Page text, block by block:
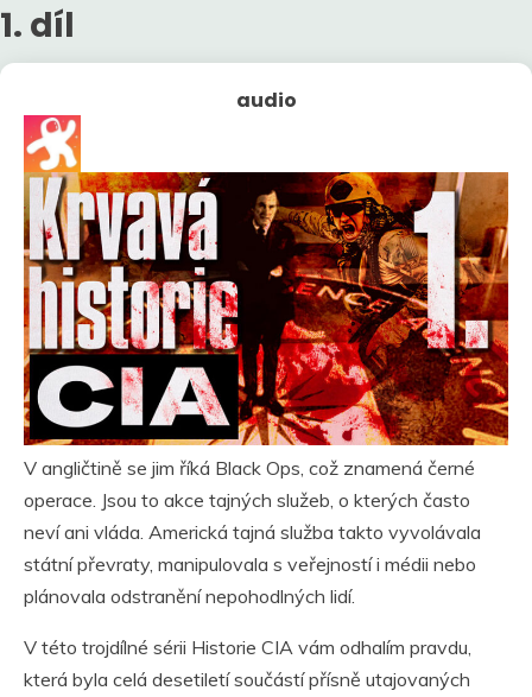
1. díl
audio
V angličtině se jim říká Black Ops, což znamená černé
operace. Jsou to akce tajných služeb, o kterých často
neví ani vláda. Americká tajná služba takto vyvolávala
státní převraty, manipulovala s veřejností i médii nebo
plánovala odstranění nepohodlných lidí.
V této trojdílné sérii Historie CIA vám odhalím pravdu,
která byla celá desetiletí součástí přísně utajovaných